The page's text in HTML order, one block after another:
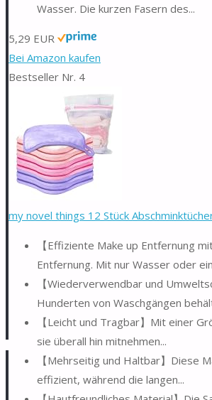
Wasser. Die kurzen Fasern des...
5,29 EUR
Bei Amazon kaufen
Bestseller Nr. 4
my novel things 12 Stück
【Effiziente Make up Entfernung
Entfernung. Mit nur Wasser oder
【Wiederverwendbar und
Hunderten von Waschgängen
【Leicht und Tragbar】Mit einer
sie überall hin mitnehmen...
【Mehrseitig und Haltbar】Diese
effizient, während die langen...